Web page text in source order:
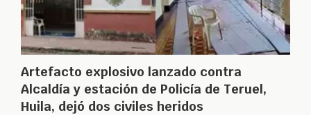
Artefacto explosivo lanzado contra
Alcaldía y estación de Policía de Teruel,
Huila, dejó dos civiles heridos